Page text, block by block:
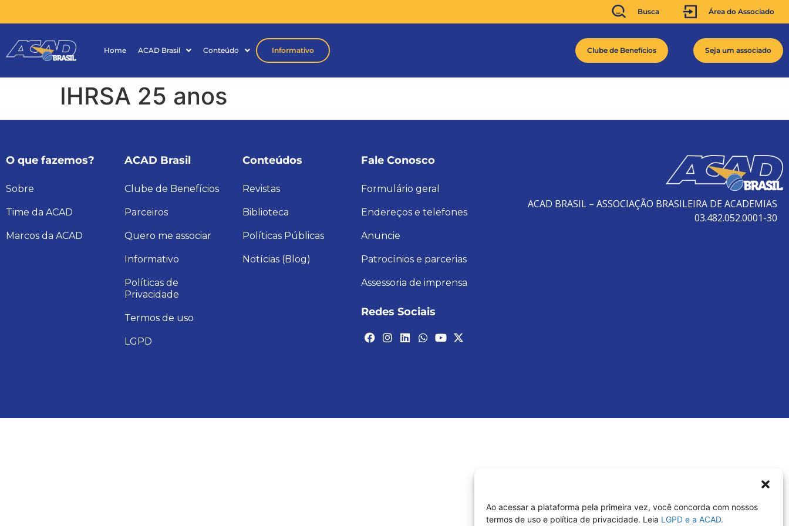
Ao acessar a plataforma pela primeira vez, você concorda com nossos
termos de uso e política de privacidade. Leia LGPD e a ACAD.
Busca Área do Associado
Home ACAD Brasil Conteúdo Informativo Clube de Benefícios Seja um associado
IHRSA 25 anos
O que fazemos?
Sobre
Time da ACAD
Marcos da ACAD
ACAD Brasil
Clube de Benefícios
Parceiros
Quero me associar
Informativo
Políticas de
Privacidade
Termos de uso
LGPD
Conteúdos
Revistas
Biblioteca
Políticas Públicas
Notícias (Blog)
Fale Conosco
Formulário geral
Endereços e telefones
Anuncie
Patrocínios e parcerias
Assessoria de imprensa
Redes Sociais
ACAD BRASIL – ASSOCIAÇÃO BRASILEIRA DE ACADEMIAS
03.482.052.0001-30